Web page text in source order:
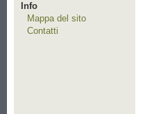
Info
Mappa del sito
Contatti